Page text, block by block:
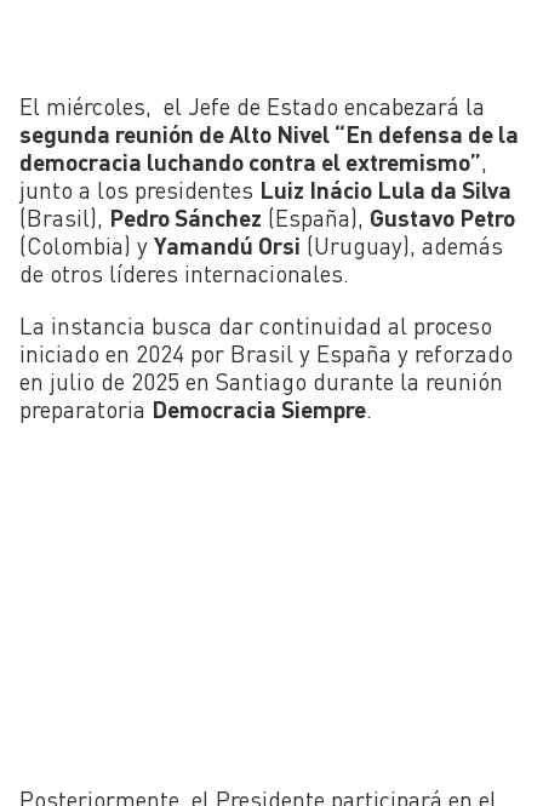
El miércoles, el Jefe de Estado encabezará la
segunda reunión de Alto Nivel “En defensa de la
democracia luchando contra el extremismo”,
junto a los presidentes Luiz Inácio Lula da Silva
(Brasil), Pedro Sánchez (España), Gustavo Petro
(Colombia) y Yamandú Orsi (Uruguay), además
de otros líderes internacionales.
La instancia busca dar continuidad al proceso
iniciado en 2024 por Brasil y España y reforzado
en julio de 2025 en Santiago durante la reunión
preparatoria Democracia Siempre.
Posteriormente, el Presidente participará en el